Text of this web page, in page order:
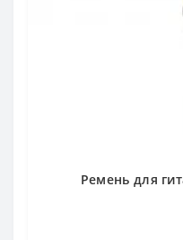
Ремень для